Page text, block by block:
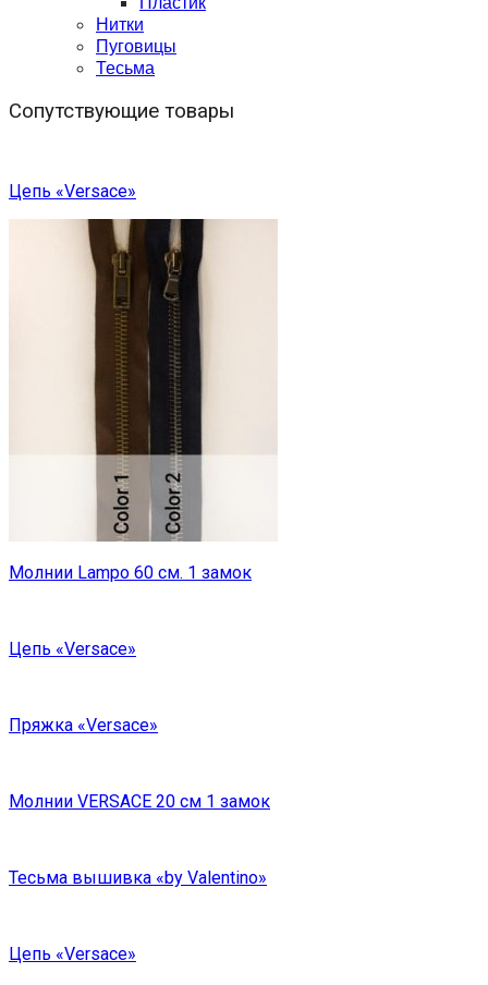
Нитки
Пуговицы
Тесьма
Сопутствующие товары
Цепь «Versace»
Молнии Lampo 60 см. 1 замок
Цепь «Versace»
Пряжка «Versace»
Молнии VERSACE 20 см 1 замок
Тесьма вышивка «by Valentino»
Цепь «Versace»